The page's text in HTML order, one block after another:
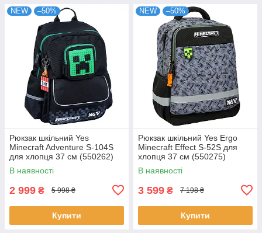
NEW –50%
Рюкзак шкільний Yes
Minecraft Adventure S-104S
для хлопця 37 см (550262)
В наявності
2 999 ₴ 5 998 ₴
Купити
NEW –50%
Рюкзак шкільний Yes Ergo
Minecraft Effect S-52S для
хлопця 37 см (550275)
В наявності
3 599 ₴ 7 198 ₴
Купити